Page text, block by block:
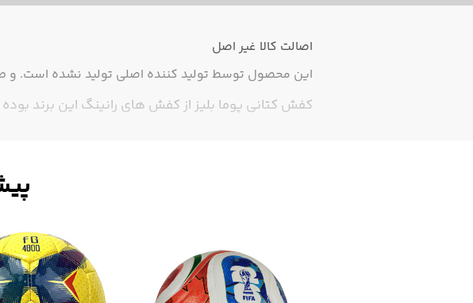
اصالت کالا غیر اصل
این محصول توسط تولید کننده اصلی تولید نشده است. و
کفش کتانی پوما بلیز از کفش های رانینگ این برند